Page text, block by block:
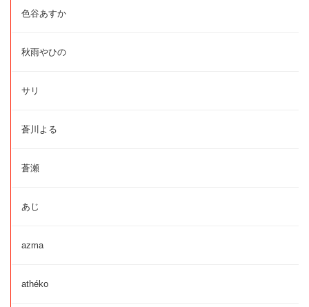
色谷あすか
秋雨やひの
サリ
蒼川よる
蒼瀬
あじ
azma
athéko